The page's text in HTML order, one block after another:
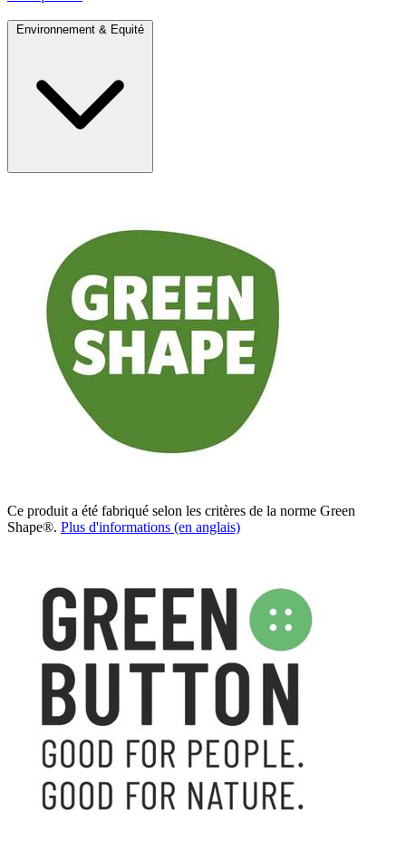
Environnement & Equité
Ce produit a été fabriqué selon les critères de la norme Green
Shape®. Plus d'informations (en anglais)